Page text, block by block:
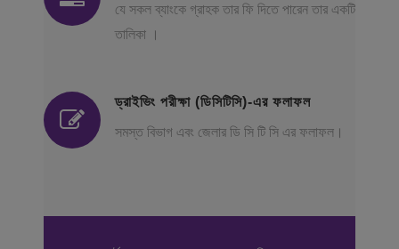
যে সকল ব্যাংকে গ্রাহক তার ফি দিতে পারেন তার একটি
তালিকা ।
ড্রাইভিং পরীক্ষা (ডিসিটিসি)-এর ফলাফল
সমস্ত বিভাগ এবং জেলার ডি সি টি সি এর ফলাফল।